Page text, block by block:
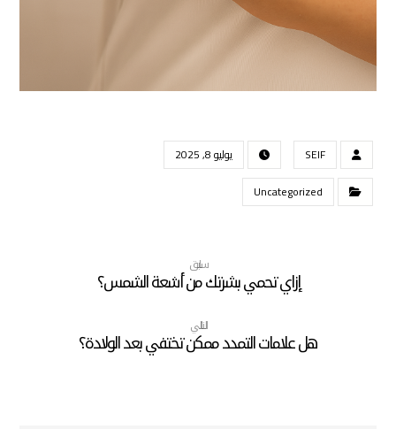
SEIF
يوليو 8, 2025
Uncategorized
سابق
إزاي تحمي بشرتك من أشعة الشمس؟
التالي
هل علامات التمدد ممكن تختفي بعد الولادة؟